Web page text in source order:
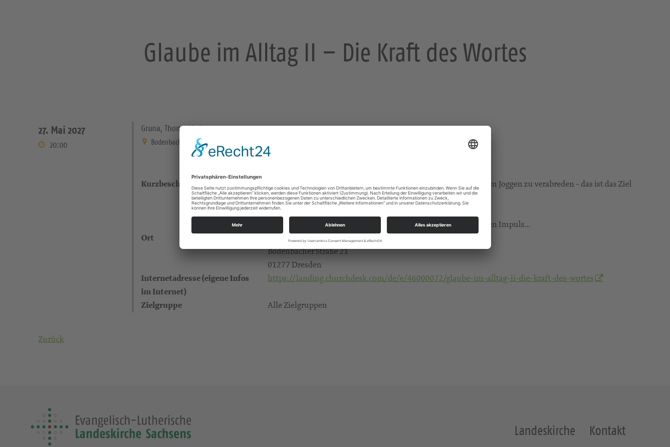
Glaube im Alltag II – Die Kraft des Wortes
27. Mai 2027
20:00
Gruna, Thomaskirche
Bodenbacher Straße 21 Dresden
Kurzbeschreibung
Miteinander den Glauben "praktizieren", so ähnlich wie sich zum Joggen zu verabreden - das ist das Ziel
von "Glaube im Alltag".
Im ersten Teil "Kraft der Stille" schweigen wir nach einem kurzen Impuls...
Ort
Gruna, Thomaskirche
Bodenbacher Straße 21
01277 Dresden
Internetadresse (eigene Infos
im Internet)
https://landing.churchdesk.com/de/e/46000072/glaube-im-alltag-ii-die-kraft-des-wortes
Zielgruppe Alle Zielgruppen
Zurück
Landeskirche Kontakt